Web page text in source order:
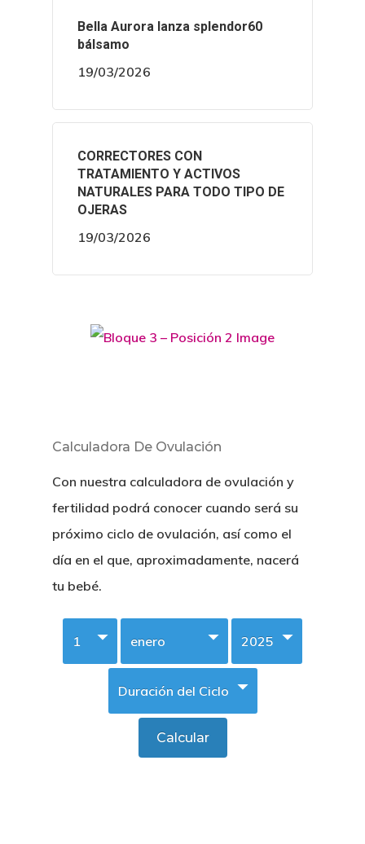
Bella Aurora lanza splendor60
bálsamo
19/03/2026
CORRECTORES CON
TRATAMIENTO Y ACTIVOS
NATURALES PARA TODO TIPO DE
OJERAS
19/03/2026
Calculadora De Ovulación
Con nuestra calculadora de ovulación y
fertilidad podrá conocer cuando será su
próximo ciclo de ovulación, así como el
día en el que, aproximadamente, nacerá
tu bebé.